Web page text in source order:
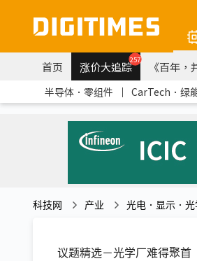
首页 涨价大追踪257 《百年
半导体．零组件 ｜ CarTech．绿
科技网 产业 光电．显示．光
议题精选－光学厂难得聚